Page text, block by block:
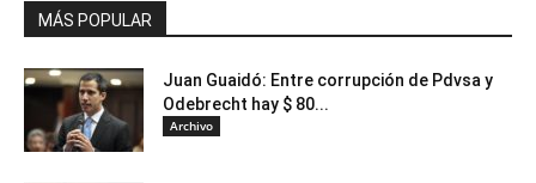
MÁS POPULAR
Juan Guaidó: Entre corrupción de Pdvsa y
Odebrecht hay $ 80...
Archivo